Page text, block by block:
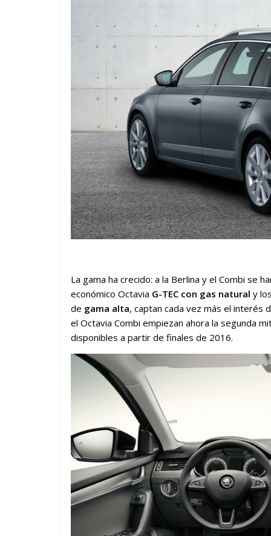
La gama ha crecido: a la Berlina y el Combi se
económico Octavia G-TEC con gas natural y
de gama alta, captan cada vez más el interés
el Octavia Combi empiezan ahora la segunda
disponibles a partir de finales de 2016.